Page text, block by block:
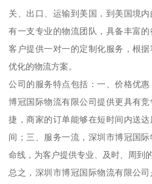
关、出口、运输到美国，到美国境
有一支专业的物流团队，具备丰富
客户提供一对一的定制化服务，根
优化的物流方案。
公司的服务特点包括：一、价格优
博冠国际物流有限公司提供更具有
捷，商家的订单能够在短时间内送
间；三、服务一流，深圳市博冠国
命线，为客户提供专业、及时、周到
总之，深圳市博冠国际物流有限公